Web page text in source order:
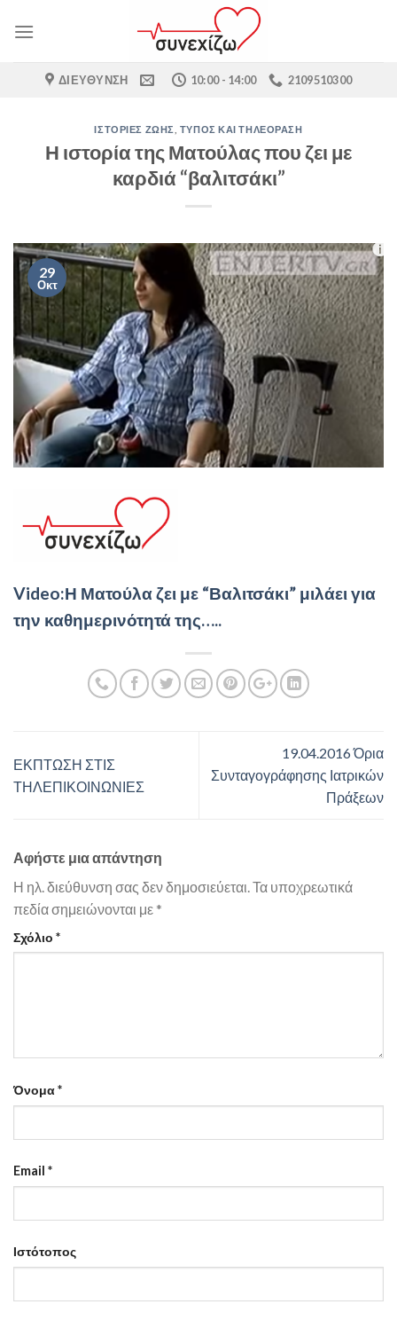
ΔΙΕΎΘΥΝΣΗ 10:00 - 14:00 2109510300
ΙΣΤΟΡΊΕΣ ΖΩΉΣ ΤΎΠΟΣ ΚΑΙ ΤΗΛΕΌΡΑΣΗ
Η ιστορία της Ματούλας που ζει με
καρδιά “βαλιτσάκι”
29
Οκτ
Video:Η Ματούλα ζει με “Βαλιτσάκι” μιλάει για
την καθημερινότητά της…..
ΕΚΠΤΩΣΗ ΣΤΙΣ
ΤΗΛΕΠΙΚΟΙΝΩΝΙΕΣ
19.04.2016 Όρια
Συνταγογράφησης Ιατρικών
Πράξεων
Αφήστε μια απάντηση
Η ηλ. διεύθυνση σας δεν δημοσιεύεται. Τα υποχρεωτικά
πεδία σημειώνονται με *
Σχόλιο *
Όνομα*
Email *
Ιστότοπος